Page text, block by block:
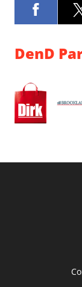
DenD